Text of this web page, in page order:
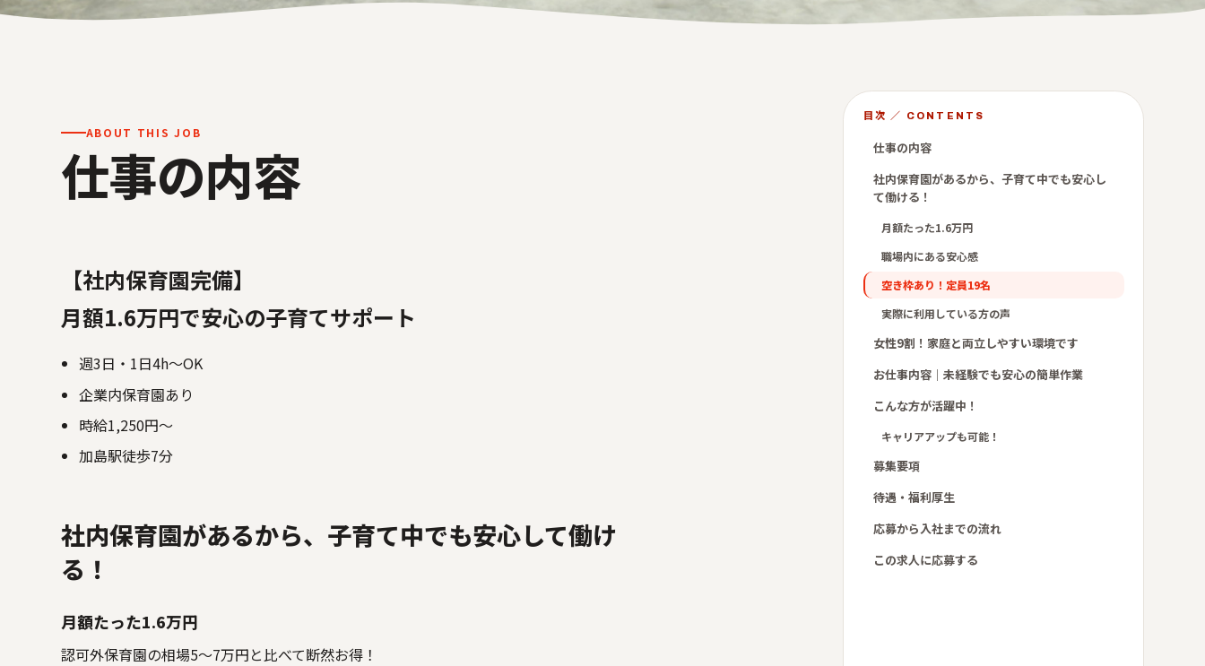
ABOUT THIS JOB
仕事の内容
【社内保育園完備】
月額1.6万円で安心の子育てサポート
週3日・1日4h～OK
企業内保育園あり
時給1,250円～
加島駅徒歩7分
社内保育園があるから、子育て中でも安心して働け
る！
月額たった1.6万円
認可外保育園の相場5～7万円と比べて断然お得！
目次 ／ CONTENTS
仕事の内容
社内保育園があるから、子育て中でも安心し
て働ける！
月額たった1.6万円
職場内にある安心感
空き枠あり！定員19名
実際に利用している方の声
女性9割！家庭と両立しやすい環境です
お仕事内容｜未経験でも安心の簡単作業
こんな方が活躍中！
キャリアアップも可能！
募集要項
待遇・福利厚生
応募から入社までの流れ
この求人に応募する